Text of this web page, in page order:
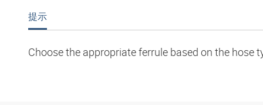
提示
Choose the appropriate ferrule based on the hose